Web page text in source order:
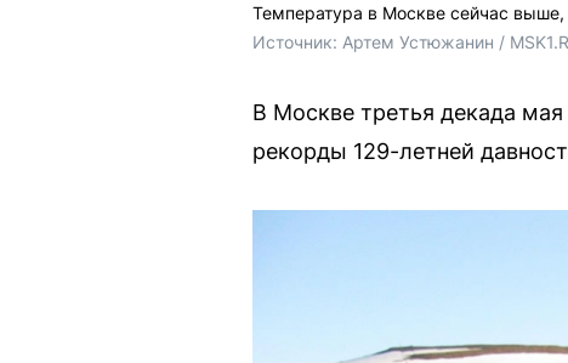
Температура в Москве сейчас
Источник: Артем Устюжанин /
В Москве третья декада
рекорды 129-летней